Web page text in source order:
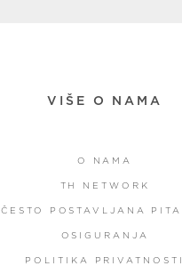
VIŠE O NAMA
O NAMA
TH NETWORK
ČESTO POSTAVLJANA
OSIGURANJA
POLITIKA PRIVATNOSTI